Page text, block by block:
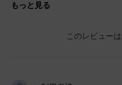
もっと見る
このレビュー